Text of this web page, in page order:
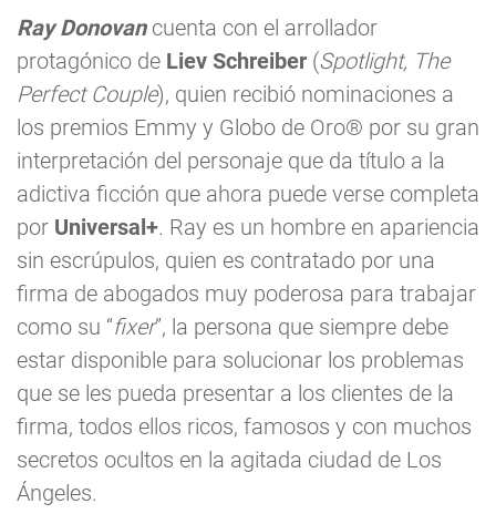
Ray Donovan cuenta con el arrollador
protagónico de Liev Schreiber (Spotlight, The
Perfect Couple), quien recibió nominaciones a
los premios Emmy y Globo de Oro® por su gran
interpretación del personaje que da título a la
adictiva ficción que ahora puede verse completa
por Universal+. Ray es un hombre en apariencia
sin escrúpulos, quien es contratado por una
firma de abogados muy poderosa para trabajar
como su “fixer”, la persona que siempre debe
estar disponible para solucionar los problemas
que se les pueda presentar a los clientes de la
firma, todos ellos ricos, famosos y con muchos
secretos ocultos en la agitada ciudad de Los
Ángeles.